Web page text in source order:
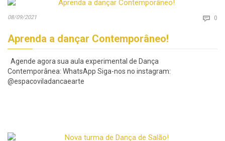
08/09/2021  0
Aprenda a dançar Contemporâneo!
Agende agora sua aula experimental de Dança
Contemporânea: WhatsApp Siga-nos no instagram:
@espacoviladancaearte